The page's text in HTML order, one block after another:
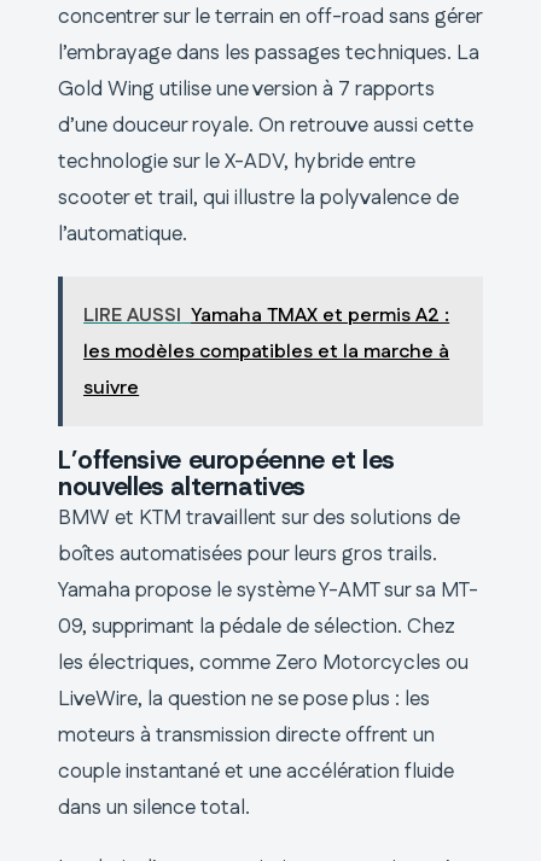
concentrer sur le terrain en off-road sans gérer
l’embrayage dans les passages techniques. La
Gold Wing utilise une version à 7 rapports
d’une douceur royale. On retrouve aussi cette
technologie sur le X-ADV, hybride entre
scooter et trail, qui illustre la polyvalence de
l’automatique.
LIRE AUSSI Yamaha TMAX et permis A2 :
les modèles compatibles et la marche à
suivre
L’offensive européenne et les
nouvelles alternatives
BMW et KTM travaillent sur des solutions de
boîtes automatisées pour leurs gros trails.
Yamaha propose le système Y-AMT sur sa MT-
09, supprimant la pédale de sélection. Chez
les électriques, comme Zero Motorcycles ou
LiveWire, la question ne se pose plus : les
moteurs à transmission directe offrent un
couple instantané et une accélération fluide
dans un silence total.